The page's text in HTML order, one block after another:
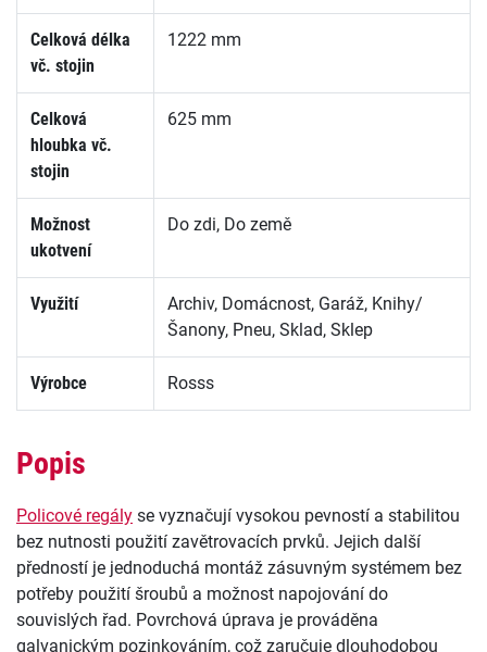
Celková délka
vč. stojin
1222 mm
Celková
hloubka vč.
stojin
625 mm
Možnost
ukotvení
Do zdi, Do země
Využití
Archiv, Domácnost, Garáž, Knihy/
Šanony, Pneu, Sklad, Sklep
Výrobce Rosss
Popis
Policové regály se vyznačují vysokou pevností a stabilitou
bez nutnosti použití zavětrovacích prvků. Jejich další
předností je jednoduchá montáž zásuvným systémem bez
potřeby použití šroubů a možnost napojování do
souvislých řad. Povrchová úprava je prováděna
galvanickým pozinkováním, což zaručuje dlouhodobou